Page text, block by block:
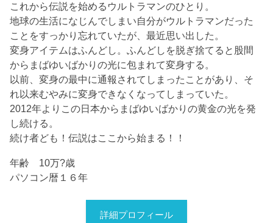
これから伝説を始めるウルトラマンのひとり。
地球の生活になじんでしまい自分がウルトラマンだった
ことをすっかり忘れていたが、最近思い出した。
変身アイテムはふんどし。ふんどしを脱ぎ捨てると股間
からまばゆいばかりの光に包まれて変身する。
以前、変身の最中に通報されてしまったことがあり、そ
れ以来むやみに変身できなくなってしまっていた。
2012年よりこの日本からまばゆいばかりの黄金の光を発
し続ける。
続け者ども！伝説はここから始まる！！
年齢 10万?歳
パソコン暦１６年
詳細プロフィール